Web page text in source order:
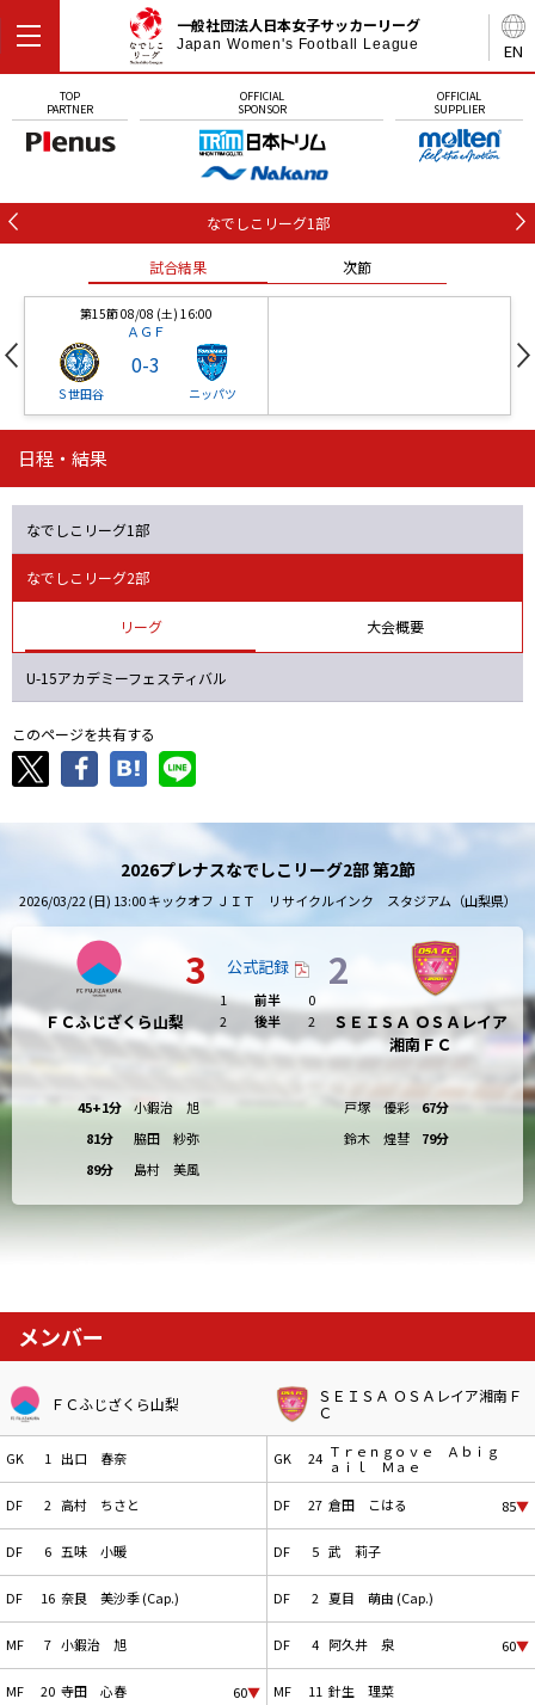
EN
一般社団法人日本女子サッカーリーグ
Japan Women's Football League
TOP
PARTNER
OFFICIAL
SPONSOR
OFFICIAL
SUPPLIER
なでしこリーグ1部
試合結果 次節
第15節 08/08 (土) 16:00
ＡＧＦ
Ｓ世田谷
0-3
ニッパツ
第16節 09/05 (土) 15:00
ニッパツ
-
石人の星
日程・結果
なでしこリーグ1部
なでしこリーグ2部
リーグ 大会概要
U-15アカデミーフェスティバル
このページを共有する
2026プレナスなでしこリーグ2部 第2節
2026/03/22 (日) 13:00 キックオフ ＪＩＴ リサイクルインク スタジアム（山梨県）
ＦＣふじざくら山梨
45+1分
小鍜治 旭
81分
脇田 紗弥
89分
島村 美風
3 公式記録 2
1 前半
0
2
後半 2
ＳＥＩＳＡ ＯＳＡレイア
湘南ＦＣ
戸塚 優彩
67分
鈴木 煌彗
79分
メンバー
ＦＣふじざくら山梨
GK 1 出口 春奈
DF 2 高村 ちさと
DF 6 五味 小暖
DF 16 奈良 美沙季 (Cap.)
MF 7 小鍜治 旭
MF 20 寺田 心春 60▼
ＳＥＩＳＡ ＯＳＡレイア湘南Ｆ
Ｃ
GK 24 Ｔｒｅｎｇｏｖｅ Ａｂｉｇ
ａｉｌ Ｍａｅ
DF
27 倉田 こはる 85▼
DF 5 武 莉子
DF 2 夏目 萌由 (Cap.)
DF 4 阿久井 泉 60▼
MF 11 針生 理菜